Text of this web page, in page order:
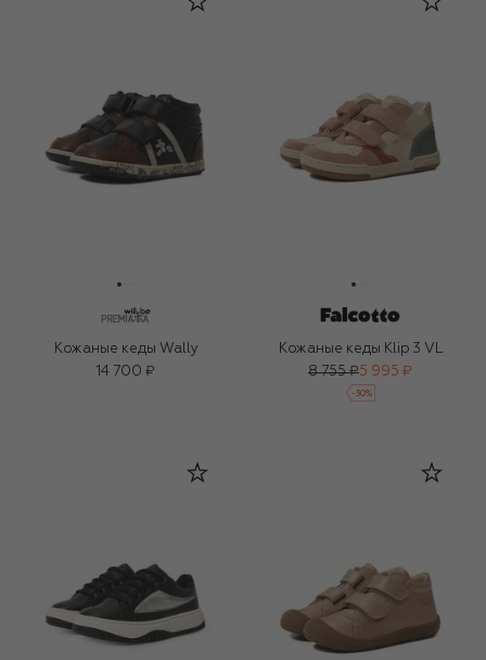
Кожаные кеды Wally
14 700 ₽
Кожаные кеды Klip 3 VL
8 755 ₽5 995 ₽
-30%